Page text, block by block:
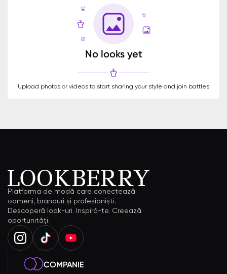
No looks yet
Upload photos or videos to start sharing your style and join battles
Platforma de modă care conectează
oameni, branduri și profesioniști.
Descoperă look-uri. Inspiră-te. Creează
oportunități.
COMPANIE